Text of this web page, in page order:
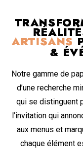
ARTISANS
&
Notre gamme de
d’une recherche
qui se distinguent
l’invitation qui
aux menus et
chaque élément